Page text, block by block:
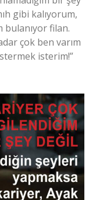
gibi kalıyorum,
bulanıyor filan.
çok ben varım
isterim!”